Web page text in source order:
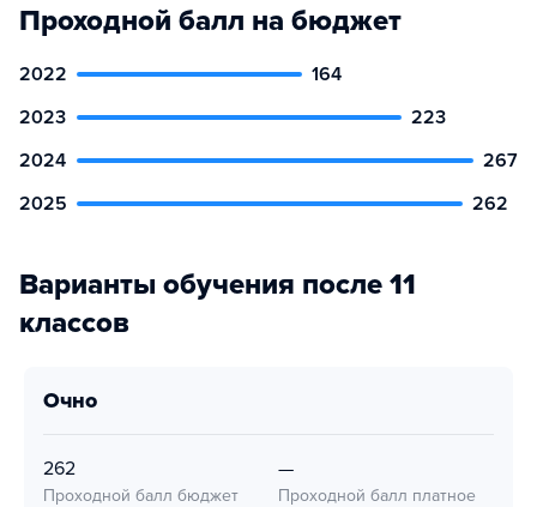
Проходной балл на бюджет
2022
164
2023
223
2024
267
2025
262
Варианты обучения после 11
классов
очно
262
Проходной балл бюджет
—
Проходной балл платное